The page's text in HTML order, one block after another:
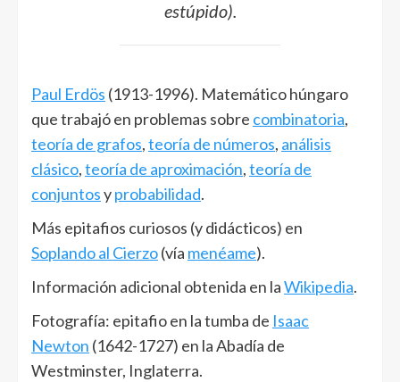
estúpido).
Paul Erdös (1913-1996). Matemático húngaro
que trabajó en problemas sobre combinatoria,
teoría de grafos,teoría de números, análisis
clásico,teoría de aproximación,teoría de
conjuntosyprobabilidad.
Más epitafios curiosos (y didácticos) en
Soplando al Cierzo(vía menéame).
Información adicional obtenida en laWikipedia.
Fotografía: epitafio en la tumba de Isaac
Newton (1642-1727) en la Abadía de
Westminster, Inglaterra.